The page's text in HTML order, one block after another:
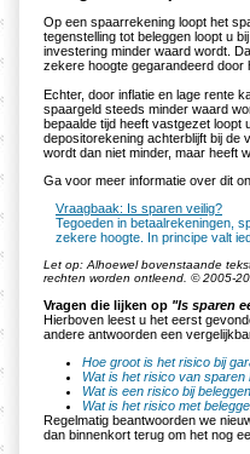
Op een spaarrekening loopt het
tegenstelling tot beleggen loopt u
investering minder waard wordt.
zekere hoogte gegarandeerd door
Echter, door inflatie en lage rente
spaargeld steeds minder waard
bepaalde tijd heeft vastgezet loopt
depositorekening achterblijft bij de
wordt dan niet minder, maar heeft
Ga voor meer informatie over dit
Vraagbaak: Is sparen veilig?
Tegoeden in betaalrekeningen,
zekere hoogte. In principe valt
Let op: Alhoewel bovenstaande
rechten worden ontleend. © 2005-
Vragen die lijken op "Is sparen
Hierboven leest u het eerst
andere antwoorden een
Hoe groot is het risico bij
Wat is het risico van sparen
Wat is een risico bij
Wat is het risico met
Regelmatig beantwoorden we
dan binnenkort terug om het nog